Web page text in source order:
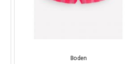
Boden